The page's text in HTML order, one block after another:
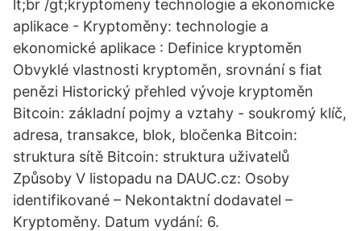
lt;br /gt;kryptomeny technologie a ekonomicke
aplikace - Kryptoměny: technologie a
ekonomické aplikace : Definice kryptoměn
Obvyklé vlastnosti kryptoměn, srovnání s fiat
penězi Historický přehled vývoje kryptoměn
Bitcoin: základní pojmy a vztahy - soukromý klíč,
adresa, transakce, blok, bločenka Bitcoin:
struktura sítě Bitcoin: struktura uživatelů
Způsoby V listopadu na DAUC.cz: Osoby
identifikované – Nekontaktní dodavatel –
Kryptoměny. Datum vydání: 6.